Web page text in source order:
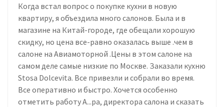
Когда встал вопрос о покупке кухни в новую
квартиру, я объездила много салонов. Была и в
магазине на Китай-городе, где обещали хорошую
скидку, но цена все-равно оказалась выше .чем в
салоне на Авиамоторной .Цены в этом салоне на
самом деле самые низкие по Москве. Заказали кухню
Stosa Dolcevita. Все привезли и собрали во время.
Все оперативно и быстро. Хочется особенно
отметить работу А...ра, директора салона и сказать